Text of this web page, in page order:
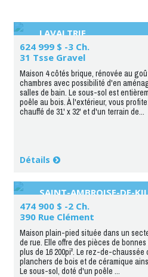
LAVALTRIE
624 999 $ -3 Ch.
31 Tsse Gravel
Maison 4 côtés brique, rénovée au
chambres avec possibilité d'en
salles de bain. Le sous-sol est
poêle au bois. À l'extérieur, vous
chauffé de 31' x 32' et d'un terrain de...
Détails
SAINT-AMBROISE-DE-
474 900 $ -2 Ch.
390 Rue Clément
Maison plain-pied située dans un
de rue. Elle offre des pièces de
plus de 16 200pi². Le rez-de-
planchers de bois et de céramique
Le sous-sol, doté d'un poêle ...